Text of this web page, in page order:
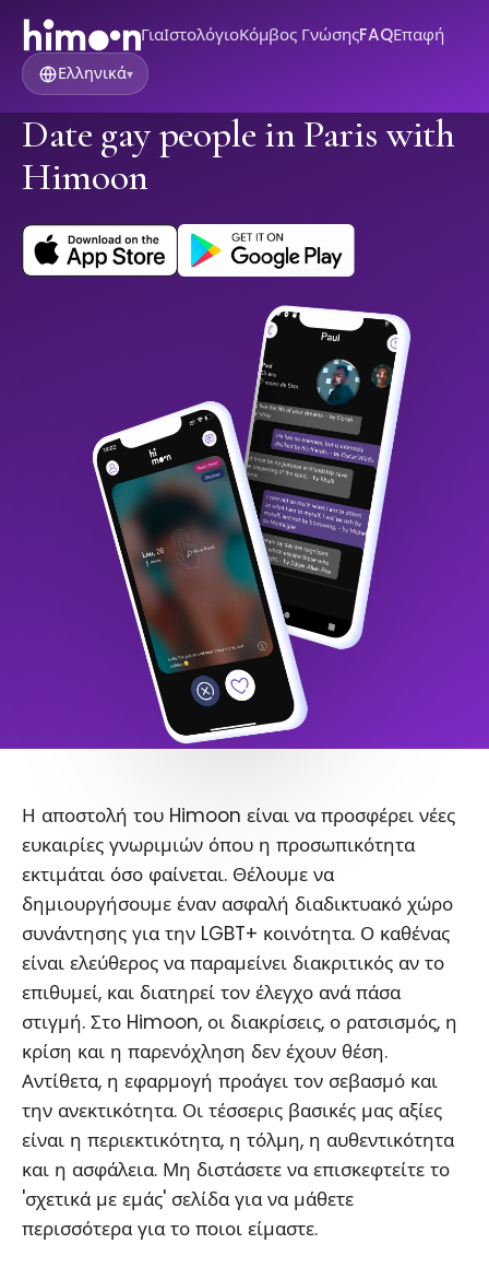
ΓιαΙστολόγιοΚόμβος ΓνώσηςFAQΕπαφή
Ελληνικά▾
Date gay people in Paris with
Himoon
Η αποστολή του Himoon είναι να προσφέρει νέες
ευκαιρίες γνωριμιών όπου η προσωπικότητα
εκτιμάται όσο φαίνεται. Θέλουμε να
δημιουργήσουμε έναν ασφαλή διαδικτυακό χώρο
συνάντησης για την LGBT+ κοινότητα. Ο καθένας
είναι ελεύθερος να παραμείνει διακριτικός αν το
επιθυμεί, και διατηρεί τον έλεγχο ανά πάσα
στιγμή. Στο Himoon, οι διακρίσεις, ο ρατσισμός, η
κρίση και η παρενόχληση δεν έχουν θέση.
Αντίθετα, η εφαρμογή προάγει τον σεβασμό και
την ανεκτικότητα. Οι τέσσερις βασικές μας αξίες
είναι η περιεκτικότητα, η τόλμη, η αυθεντικότητα
και η ασφάλεια. Μη διστάσετε να επισκεφτείτε το
'σχετικά με εμάς' σελίδα για να μάθετε
περισσότερα για το ποιοι είμαστε.